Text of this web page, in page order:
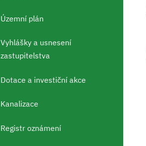
Územní plán
Vyhlášky a usnesení
zastupitelstva
Dotace a investiční akce
Kanalizace
Registr oznámení